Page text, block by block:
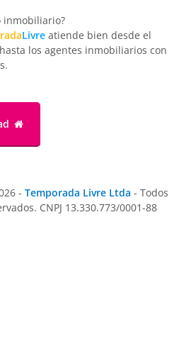
inmobiliario?
Livre atiende bien desde el
los agentes inmobiliarios con
- Temporada Livre Ltda - Todos
CNPJ 13.330.773/0001-88